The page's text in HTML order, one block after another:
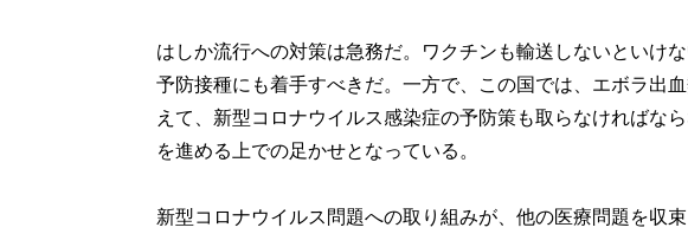
はしか流行への対策は急務だ。ワクチンも輸送しないといけ
予防接種にも着手すべきだ。一方で、この国では、エボラ出
えて、新型コロナウイルス感染症の予防策も取らなければな
を進める上での足かせとなっている。
新型コロナウイルス問題への取り組みが、他の医療問題を収